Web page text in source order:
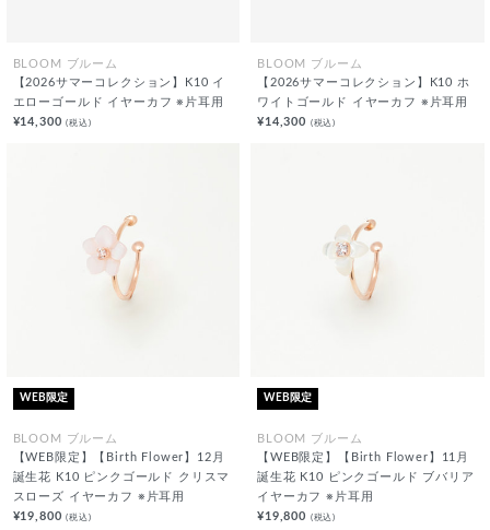
BLOOM ブルーム
【2026サマーコレクション】K10 イ
エローゴールド イヤーカフ ※片耳用
¥14,300(税込)
BLOOM ブルーム
【2026サマーコレクション】K10 ホ
ワイトゴールド イヤーカフ ※片耳用
¥14,300 (税込)
WEB限定
BLOOM ブルーム
【WEB限定】【Birth Flower】12月
誕生花 K10 ピンクゴールド クリスマ
スローズ イヤーカフ ※片耳用
¥19,800(税込)
WEB限定
BLOOM ブルーム
【WEB限定】【Birth Flower】11月
誕生花 K10 ピンクゴールド ブバリア
イヤーカフ ※片耳用
¥19,800 (税込)